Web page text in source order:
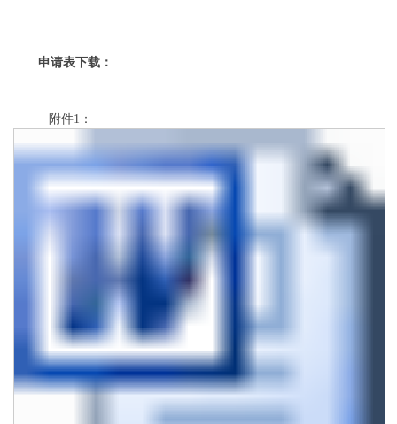
申请表下载：
附件1：